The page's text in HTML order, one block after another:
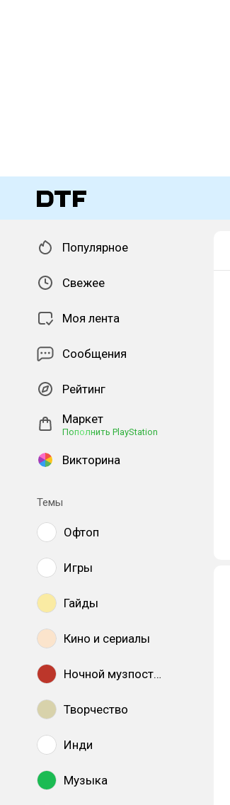
Популярное
Свежее
Моя лента
Сообщения
Рейтинг
Маркет
Пополнить PlayStation
Викторина
Темы
Офтоп
Игры
Гайды
Кино и сериалы
Ночной музпостинг
Творчество
Инди
Музыка